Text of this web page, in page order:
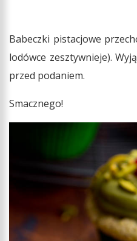
Babeczki pistacjowe
lodówce zesztywnieje).
przed podaniem.
Smacznego!